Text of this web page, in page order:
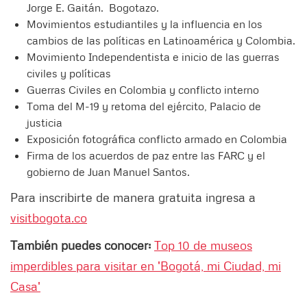
Jorge E. Gaitán. Bogotazo.
Movimientos estudiantiles y la influencia en los
cambios de las políticas en Latinoamérica y Colombia.
Movimiento Independentista e inicio de las guerras
civiles y políticas
Guerras Civiles en Colombia y conflicto interno
Toma del M-19 y retoma del ejército, Palacio de
justicia
Exposición fotográfica conflicto armado en Colombia
Firma de los acuerdos de paz entre las FARC y el
gobierno de Juan Manuel Santos.
Para inscribirte de manera gratuita ingresa a
visitbogota.co
También puedes conocer: Top 10 de museos
imperdibles para visitar en 'Bogotá, mi Ciudad, mi
Casa'